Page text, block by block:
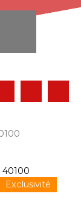
Exclusivité